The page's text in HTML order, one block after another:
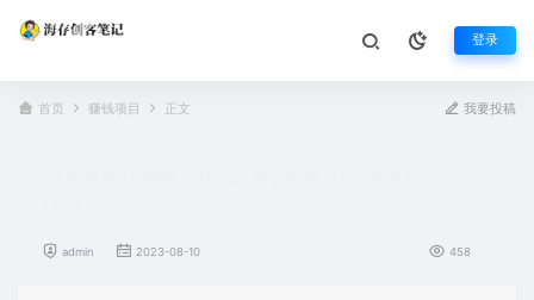
登录
首页 赚钱项目 正文 我要投稿
admin 2023-08-10 458